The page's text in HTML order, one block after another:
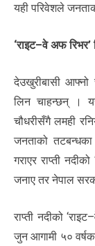
यही परिवेशले
‘राइट–वे अफ रिभर’
देउखुरीबासी आफ्नो
लिन चाहन्छन् ।
चौधरीसँगै लमही
जनताको तटबन्धका
गराएर राप्ती
जनाए तर नेपाल
राप्ती नदीको
जुन आगामी ५०